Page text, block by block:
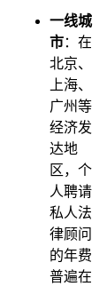
一线城
市：在
北京、
上海、
广州等
经济发
达地
区，个
人聘请
私人法
律顾问
的年费
普遍在